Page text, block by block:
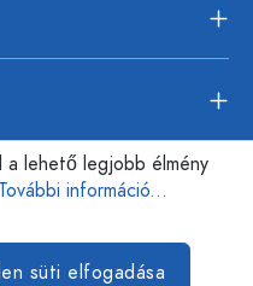
a lehető legjobb élmény
További információ...
süti elfogadása